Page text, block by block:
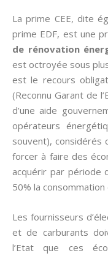
La prime CEE, dite
prime EDF, est une
de rénovation
est octroyée sous
est le recours
(Reconnu Garant de
d’une aide
opérateurs
souvent), considérés
forcer à faire des
acquérir par période
50% la consommation
Les fournisseurs
et de carburants
l’Etat que ces